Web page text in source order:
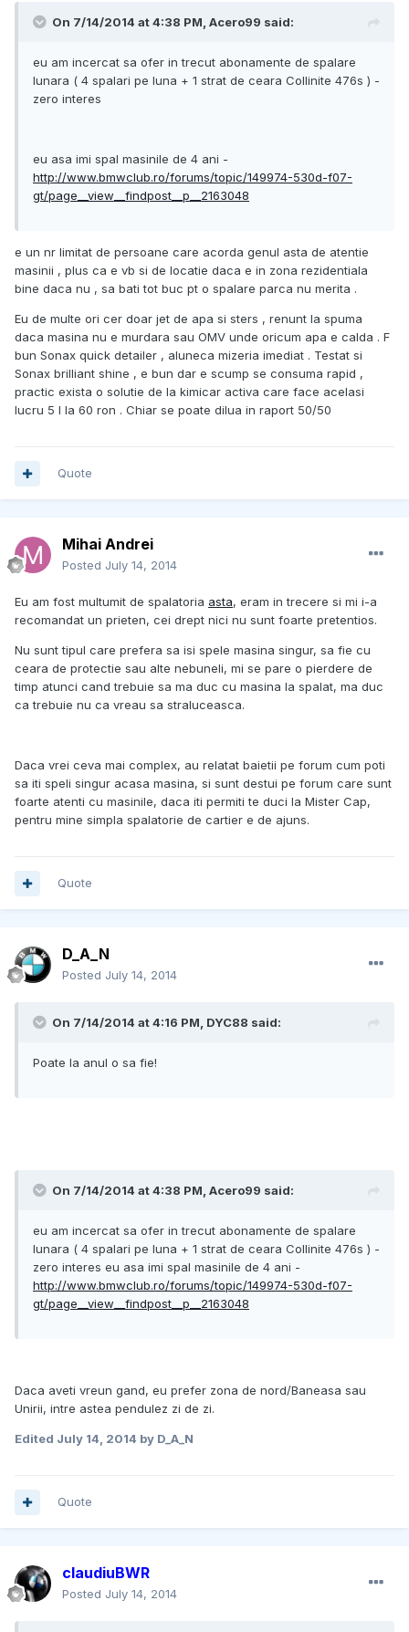
On 7/14/2014 at 4:38 PM, Acero99 said:
eu am incercat sa ofer in trecut abonamente de spalare
lunara ( 4 spalari pe luna + 1 strat de ceara Collinite 476s ) -
zero interes
eu asa imi spal masinile de 4 ani -
http://www.bmwclub.ro/forums/topic/149974-530d-f07-
gt/page__view__findpost__p__2163048
e un nr limitat de persoane care acorda genul asta de atentie
masinii , plus ca e vb si de locatie daca e in zona rezidentiala
bine daca nu , sa bati tot buc pt o spalare parca nu merita .
Eu de multe ori cer doar jet de apa si sters , renunt la spuma
daca masina nu e murdara sau OMV unde oricum apa e calda . F
bun Sonax quick detailer , aluneca mizeria imediat . Testat si
Sonax brilliant shine , e bun dar e scump se consuma rapid ,
practic exista o solutie de la kimicar activa care face acelasi
lucru 5 l la 60 ron . Chiar se poate dilua in raport 50/50
Quote
Mihai Andrei
Posted July 14, 2014
Eu am fost multumit de spalatoria asta, eram in trecere si mi i-a
recomandat un prieten, cei drept nici nu sunt foarte pretentios.
Nu sunt tipul care prefera sa isi spele masina singur, sa fie cu
ceara de protectie sau alte nebuneli, mi se pare o pierdere de
timp atunci cand trebuie sa ma duc cu masina la spalat, ma duc
ca trebuie nu ca vreau sa straluceasca.
Daca vrei ceva mai complex, au relatat baietii pe forum cum poti
sa iti speli singur acasa masina, si sunt destui pe forum care sunt
foarte atenti cu masinile, daca iti permiti te duci la Mister Cap,
pentru mine simpla spalatorie de cartier e de ajuns.
Quote
D_A_N
Posted July 14, 2014
On 7/14/2014 at 4:16 PM, DYC88 said:
Poate la anul o sa fie!
On 7/14/2014 at 4:38 PM, Acero99 said:
eu am incercat sa ofer in trecut abonamente de spalare
lunara ( 4 spalari pe luna + 1 strat de ceara Collinite 476s ) -
zero interes eu asa imi spal masinile de 4 ani -
http://www.bmwclub.ro/forums/topic/149974-530d-f07-
gt/page__view__findpost__p__2163048
Daca aveti vreun gand, eu prefer zona de nord/Baneasa sau
Unirii, intre astea pendulez zi de zi.
Edited July 14, 2014 by D_A_N
Quote
claudiuBWR
Posted July 14, 2014